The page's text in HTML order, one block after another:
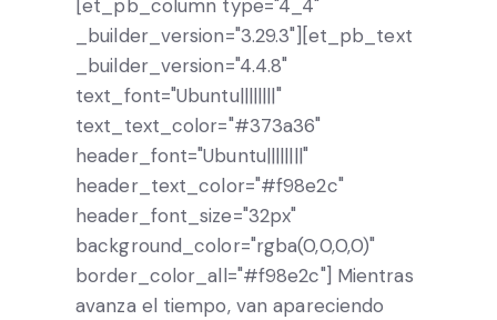
[et_pb_column type="4_4"
_builder_version="3.29.3"][et_pb_text
_builder_version="4.4.8"
text_font="Ubuntu||||||||"
text_text_color="#373a36"
header_font="Ubuntu||||||||"
header_text_color="#f98e2c"
header_font_size="32px"
background_color="rgba(0,0,0,0)"
border_color_all="#f98e2c"] Mientras
avanza el tiempo, van apareciendo